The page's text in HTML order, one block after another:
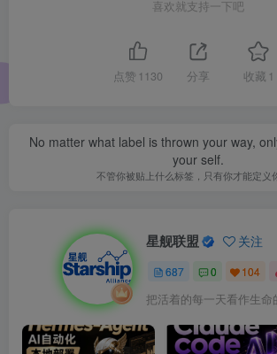
喜欢就支持一下吧
点赞 1130 分享 收藏 1
No matter what label is thrown your way,
your self.
不管你被贴上什么标签，只有你才能定义
星舰联盟 关注
687 0 104
把活着的每一天看作生命